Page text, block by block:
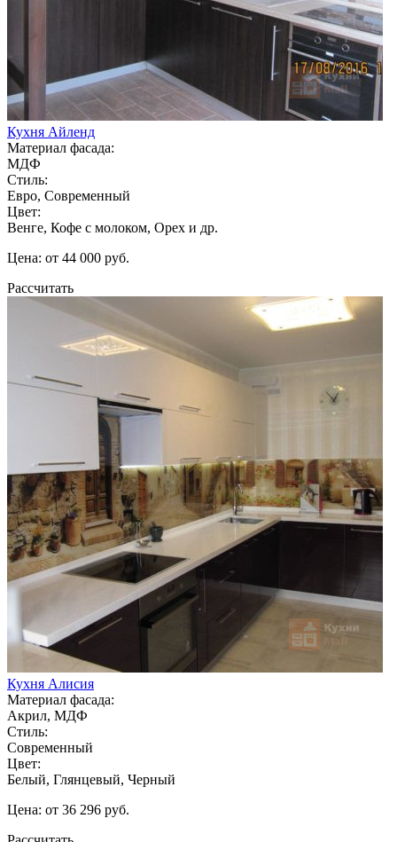
Кухня Айленд
Материал фасада:
МДФ
Стиль:
Евро, Современный
Цвет:
Венге, Кофе с молоком, Орех и др.
Цена: от 44 000 руб.
Рассчитать
Кухня Алисия
Материал фасада:
Акрил, МДФ
Стиль:
Современный
Цвет:
Белый, Глянцевый, Черный
Цена: от 36 296 руб.